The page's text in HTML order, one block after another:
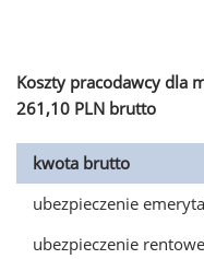
Koszty pracodawcy dla
261,10 PLN brutto
kwota brutto
ubezpieczenie
ubezpieczenie rentowe